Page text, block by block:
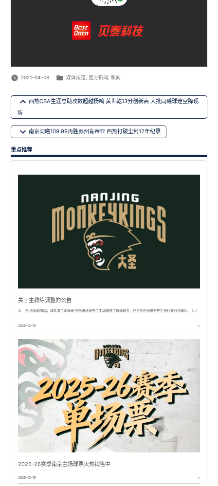
2021-04-08
Posted
媒体报道 ,官方新闻 ,新闻
文
章
导
航
西热CBA生涯总助攻数超越杨鸣 黄世乾13分创新高 大批同曦球迷空降现
场
南京同曦109:99再胜苏州肯帝亚 西热打破尘封12年纪录
重点推荐
关于主教练调整的公告
公 告 因家庭原因，球队原主帅梅米·贝西洛维奇先生主动辞去主教练职务，经与贝西洛维奇先生进行充分沟通后， […]
2025-12-19 >
2025-26赛季南京主场球票火热销售中
2025-12-19 >